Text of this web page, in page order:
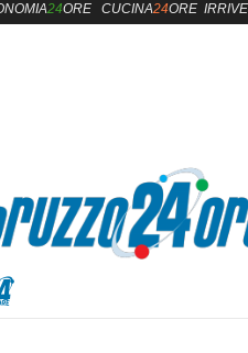
24ORE CUCINA24ORE